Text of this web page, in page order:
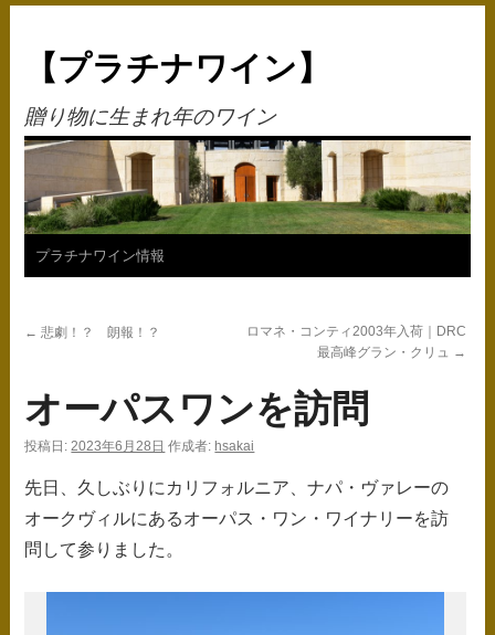
【プラチナワイン】
贈り物に生まれ年のワイン
コ
テ
ツ
ス
キ
ッ
プラチナワイン情報
← 悲劇！？ 朗報！？
ロマネ・コンティ2003年入荷｜DRC
最高峰グラン・クリュ →
オーパスワンを訪問
投稿日: 2023年6月28日 作成者: hsakai
先日、久しぶりにカリフォルニア、ナパ・ヴァレーの
オークヴィルにあるオーパス・ワン・ワイナリーを訪
問して参りました。